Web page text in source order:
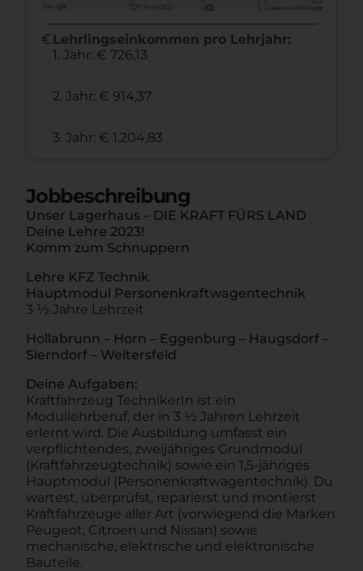
euro Lehrlingseinkommen pro Lehrjahr:
1. Jahr: € 726,13
2. Jahr: € 914,37
3. Jahr: € 1.204,83
Jobbeschreibung
Unser Lagerhaus – DIE KRAFT FÜRS LAND
Deine Lehre 2023!
Komm zum Schnuppern
Lehre KFZ Technik
Hauptmodul Personenkraftwagentechnik
3 ½ Jahre Lehrzeit
Hollabrunn – Horn – Eggenburg – Haugsdorf –
Sierndorf – Weitersfeld
Deine Aufgaben:
Kraftfahrzeug TechnikerIn ist ein
Modullehrberuf, der in 3 ½ Jahren Lehrzeit
erlernt wird. Die Ausbildung umfasst ein
verpflichtendes, zweijähriges Grundmodul
(Kraftfahrzeugtechnik) sowie ein 1,5-jähriges
Hauptmodul (Personenkraftwagentechnik). Du
wartest, überprüfst, reparierst und montierst
Kraftfahrzeuge aller Art (vorwiegend die Marken
Peugeot, Citroen und Nissan) sowie
mechanische, elektrische und elektronische
Bauteile.